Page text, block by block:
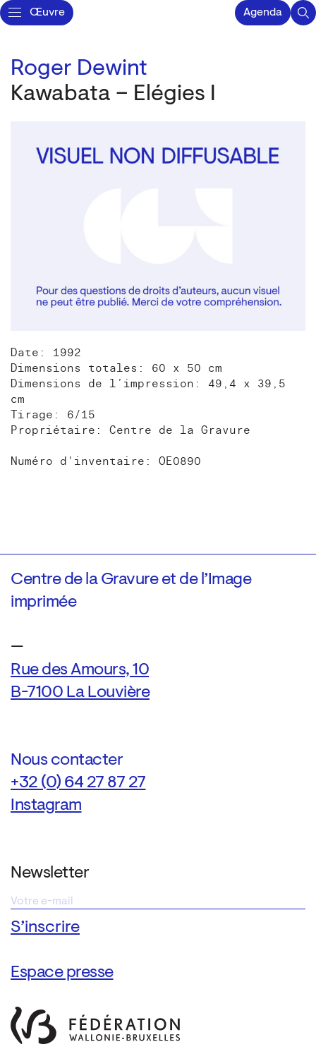
Œuvre Agenda
Roger Dewint
Kawabata – Elégies I
Date: 1992
Dimensions totales: 60 x 50 cm
Dimensions de l’impression: 49,4 x 39,5
cm
Tirage: 6/15
Propriétaire: Centre de la Gravure
Numéro d'inventaire: OE0890
Centre de la Gravure et de l’Image
imprimée
—
Rue des Amours, 10
B-7100 La Louvière
Nous contacter
+32 (0) 64 27 87 27
Instagram
Newsletter
Espace presse